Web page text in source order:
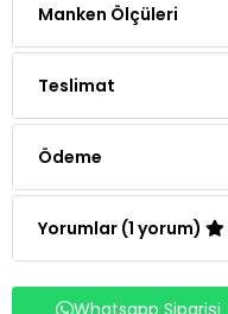
Teslimat
Ödeme
Yorumlar (1 yorum)